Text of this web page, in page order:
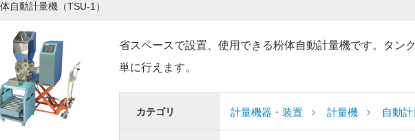
自動計量機（TSU-1）
省スペースで設置、使用できる粉体自動計量機です。タン
単に行えます。
カテゴリ 計量機器・装置 計量機 自動